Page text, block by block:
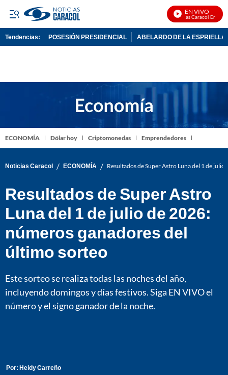
EN VIVO
Noticias Caracol En Vivo
Tendencias: POSESIÓN PRESIDENCIAL ABELARDO DE LA ESPRIELLA
ECONOMÍA Dólar hoy Criptomonedas Emprendedores
Noticias Caracol / ECONOMÍA / Resultados de Super Astro Luna del 1 de
Resultados de Super Astro
Luna del 1 de julio de 2026:
números ganadores del
último sorteo
Este sorteo se realiza todas las noches del año,
incluyendo domingos y días festivos. Siga EN VIVO el
número y el signo ganador de la noche.
Por: Heidy Carreño